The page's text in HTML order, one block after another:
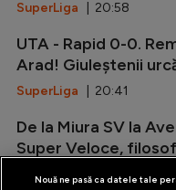
SuperLiga | 20:58
UTA - Rapid 0-0.
Arad! Giuleștenii
SuperLiga | 20:41
De la Miura SV la
Super Veloce,
Nouă ne pasă ca datele tale